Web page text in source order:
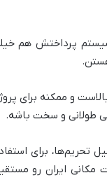
سیستم پرداختش هم
و ممکنه برای
طولانی و سخت باشه.
ایران رو